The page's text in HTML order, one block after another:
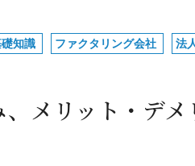
知識 ファクタリング会社 法
メリット・デメ